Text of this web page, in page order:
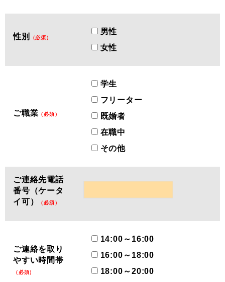
性別 （必須）
男性
女性
ご職業 （必須）
学生
フリーター
既婚者
在職中
その他
ご連絡先電話
番号（ケータ
イ可）
（必須）
ご連絡を取り
やすい時間帯
（必須）
14:00～16:00
16:00～18:00
18:00～20:00